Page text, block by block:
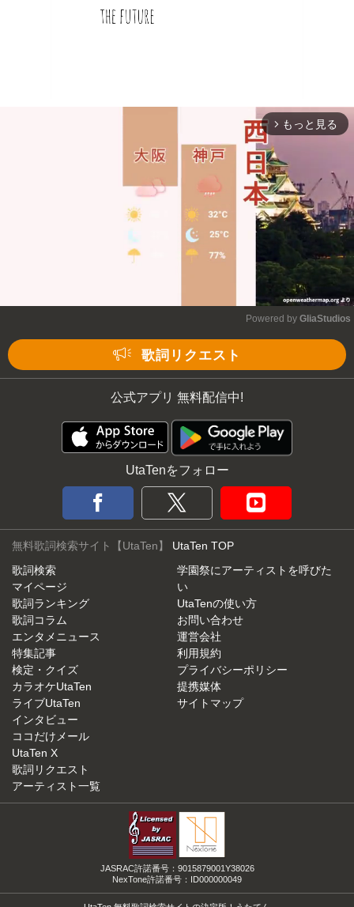
arrow_forward_ios もっと見る
Powered by GliaStudios
歌詞リクエスト
公式アプリ 無料配信中!
UtaTenをフォロー
無料歌詞検索サイト【UtaTen】 UtaTen TOP
歌詞検索
マイページ
歌詞ランキング
歌詞コラム
エンタメニュース
特集記事
検定・クイズ
カラオケUtaTen
ライブUtaTen
インタビュー
ココだけメール
UtaTen X
歌詞リクエスト
アーティスト一覧
学園祭にアーティストを呼びた
い
UtaTenの使い方
お問い合わせ
運営会社
利用規約
プライバシーポリシー
提携媒体
サイトマップ
JASRAC許諾番号：9015879001Y38026
NexTone許諾番号：ID000000049